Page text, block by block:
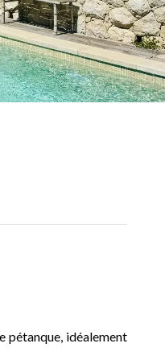
pétanque, idéalement